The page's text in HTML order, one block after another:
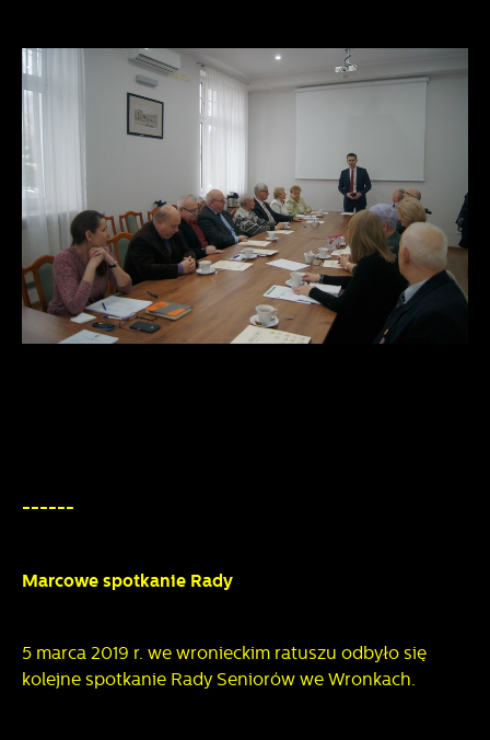
------
Marcowe spotkanie Rady
5 marca 2019 r. we wronieckim ratuszu odbyło się
kolejne spotkanie Rady Seniorów we Wronkach.